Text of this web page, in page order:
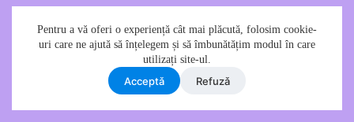
Pentru a vă oferi o experiență cât mai plăcută, folosim cookie-
uri care ne ajută să înțelegem și să îmbunătățim modul în care
utilizați site-ul.
Acceptǎ Refuzǎ